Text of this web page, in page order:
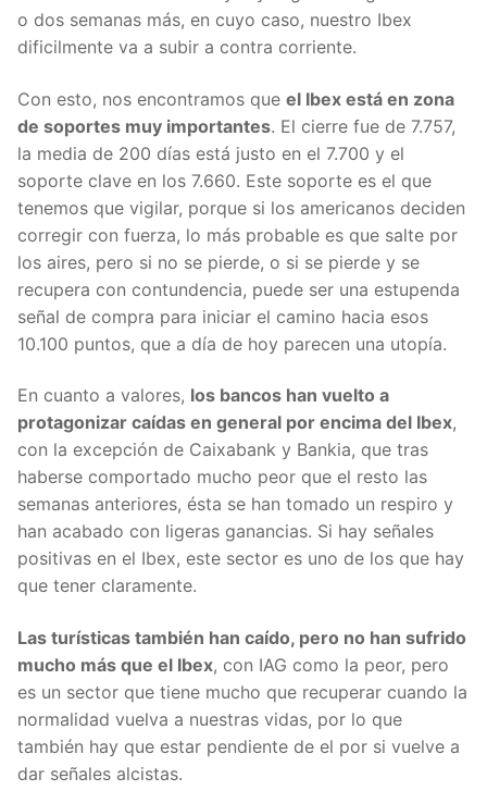
o dos semanas más, en cuyo caso, nuestro Ibex
dificilmente va a subir a contra corriente.
Con esto, nos encontramos que el Ibex está en zona
de soportes muy importantes. El cierre fue de 7.757,
la media de 200 días está justo en el 7.700 y el
soporte clave en los 7.660. Este soporte es el que
tenemos que vigilar, porque si los americanos deciden
corregir con fuerza, lo más probable es que salte por
los aires, pero si no se pierde, o si se pierde y se
recupera con contundencia, puede ser una estupenda
señal de compra para iniciar el camino hacia esos
10.100 puntos, que a día de hoy parecen una utopía.
En cuanto a valores, los bancos han vuelto a
protagonizar caídas en general por encima del Ibex,
con la excepción de Caixabank y Bankia, que tras
haberse comportado mucho peor que el resto las
semanas anteriores, ésta se han tomado un respiro y
han acabado con ligeras ganancias. Si hay señales
positivas en el Ibex, este sector es uno de los que hay
que tener claramente.
Las turísticas también han caído, pero no han sufrido
mucho más que el Ibex, con IAG como la peor, pero
es un sector que tiene mucho que recuperar cuando la
normalidad vuelva a nuestras vidas, por lo que
también hay que estar pendiente de el por si vuelve a
dar señales alcistas.